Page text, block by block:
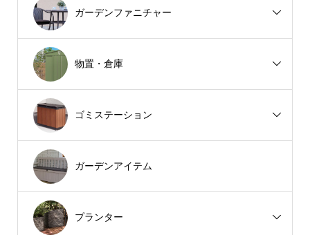
ガーデンファニチャー
物置・倉庫
ゴミステーション
ガーデンアイテム
プランター